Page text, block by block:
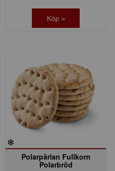
Köp »
Polarpärlan Fullkorn
Polarbröd